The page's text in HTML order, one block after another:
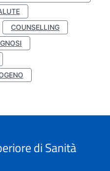
COUNSELLING
di Sanità